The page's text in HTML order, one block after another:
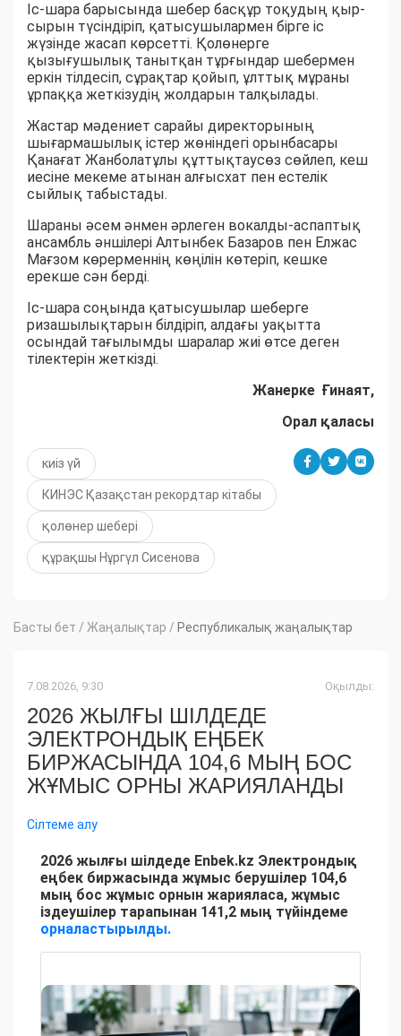
Іс-шара барысында шебер басқұр тоқудың қыр-
сырын түсіндіріп, қатысушылармен бірге іс
жүзінде жасап көрсетті. Қолөнерге
қызығушылық танытқан тұрғындар шебермен
еркін тілдесіп, сұрақтар қойып, ұлттық мұраны
ұрпаққа жеткізудің жолдарын талқылады.
Жастар мәдениет сарайы директорының
шығармашылық істер жөніндегі орынбасары
Қанағат Жанболатұлы құттықтаусөз сөйлеп, кеш
иесіне мекеме атынан алғысхат пен естелік
сыйлық табыстады.
Шараны әсем әнмен әрлеген вокалды-аспаптық
ансамбль әншілері Алтынбек Базаров пен Елжас
Мағзом көрерменнің көңілін көтеріп, кешке
ерекше сән берді.
Іс-шара соңында қатысушылар шеберге
ризашылықтарын білдіріп, алдағы уақытта
осындай тағылымды шаралар жиі өтсе деген
тілектерін жеткізді.
Жанерке Ғинаят,
Орал қаласы
киіз үй
КИНЭС Қазақстан рекордтар кітабы
қолөнер шебері
құрақшы Нұргүл Сисенова
Басты бет / Жаңалықтар / Республикалық жаңалықтар
7.08.2026, 9:30 Оқылды:
2026 ЖЫЛҒЫ ШІЛДЕДЕ
ЭЛЕКТРОНДЫҚ ЕҢБЕК
БИРЖАСЫНДА 104,6 МЫҢ БОС
ЖҰМЫС ОРНЫ ЖАРИЯЛАНДЫ
Сілтеме алу
2026 жылғы шілдеде Enbek.kz Электрондық
еңбек биржасында жұмыс берушілер 104,6
мың бос жұмыс орнын жарияласа, жұмыс
іздеушілер тарапынан 141,2 мың түйіндеме
орналастырылды.